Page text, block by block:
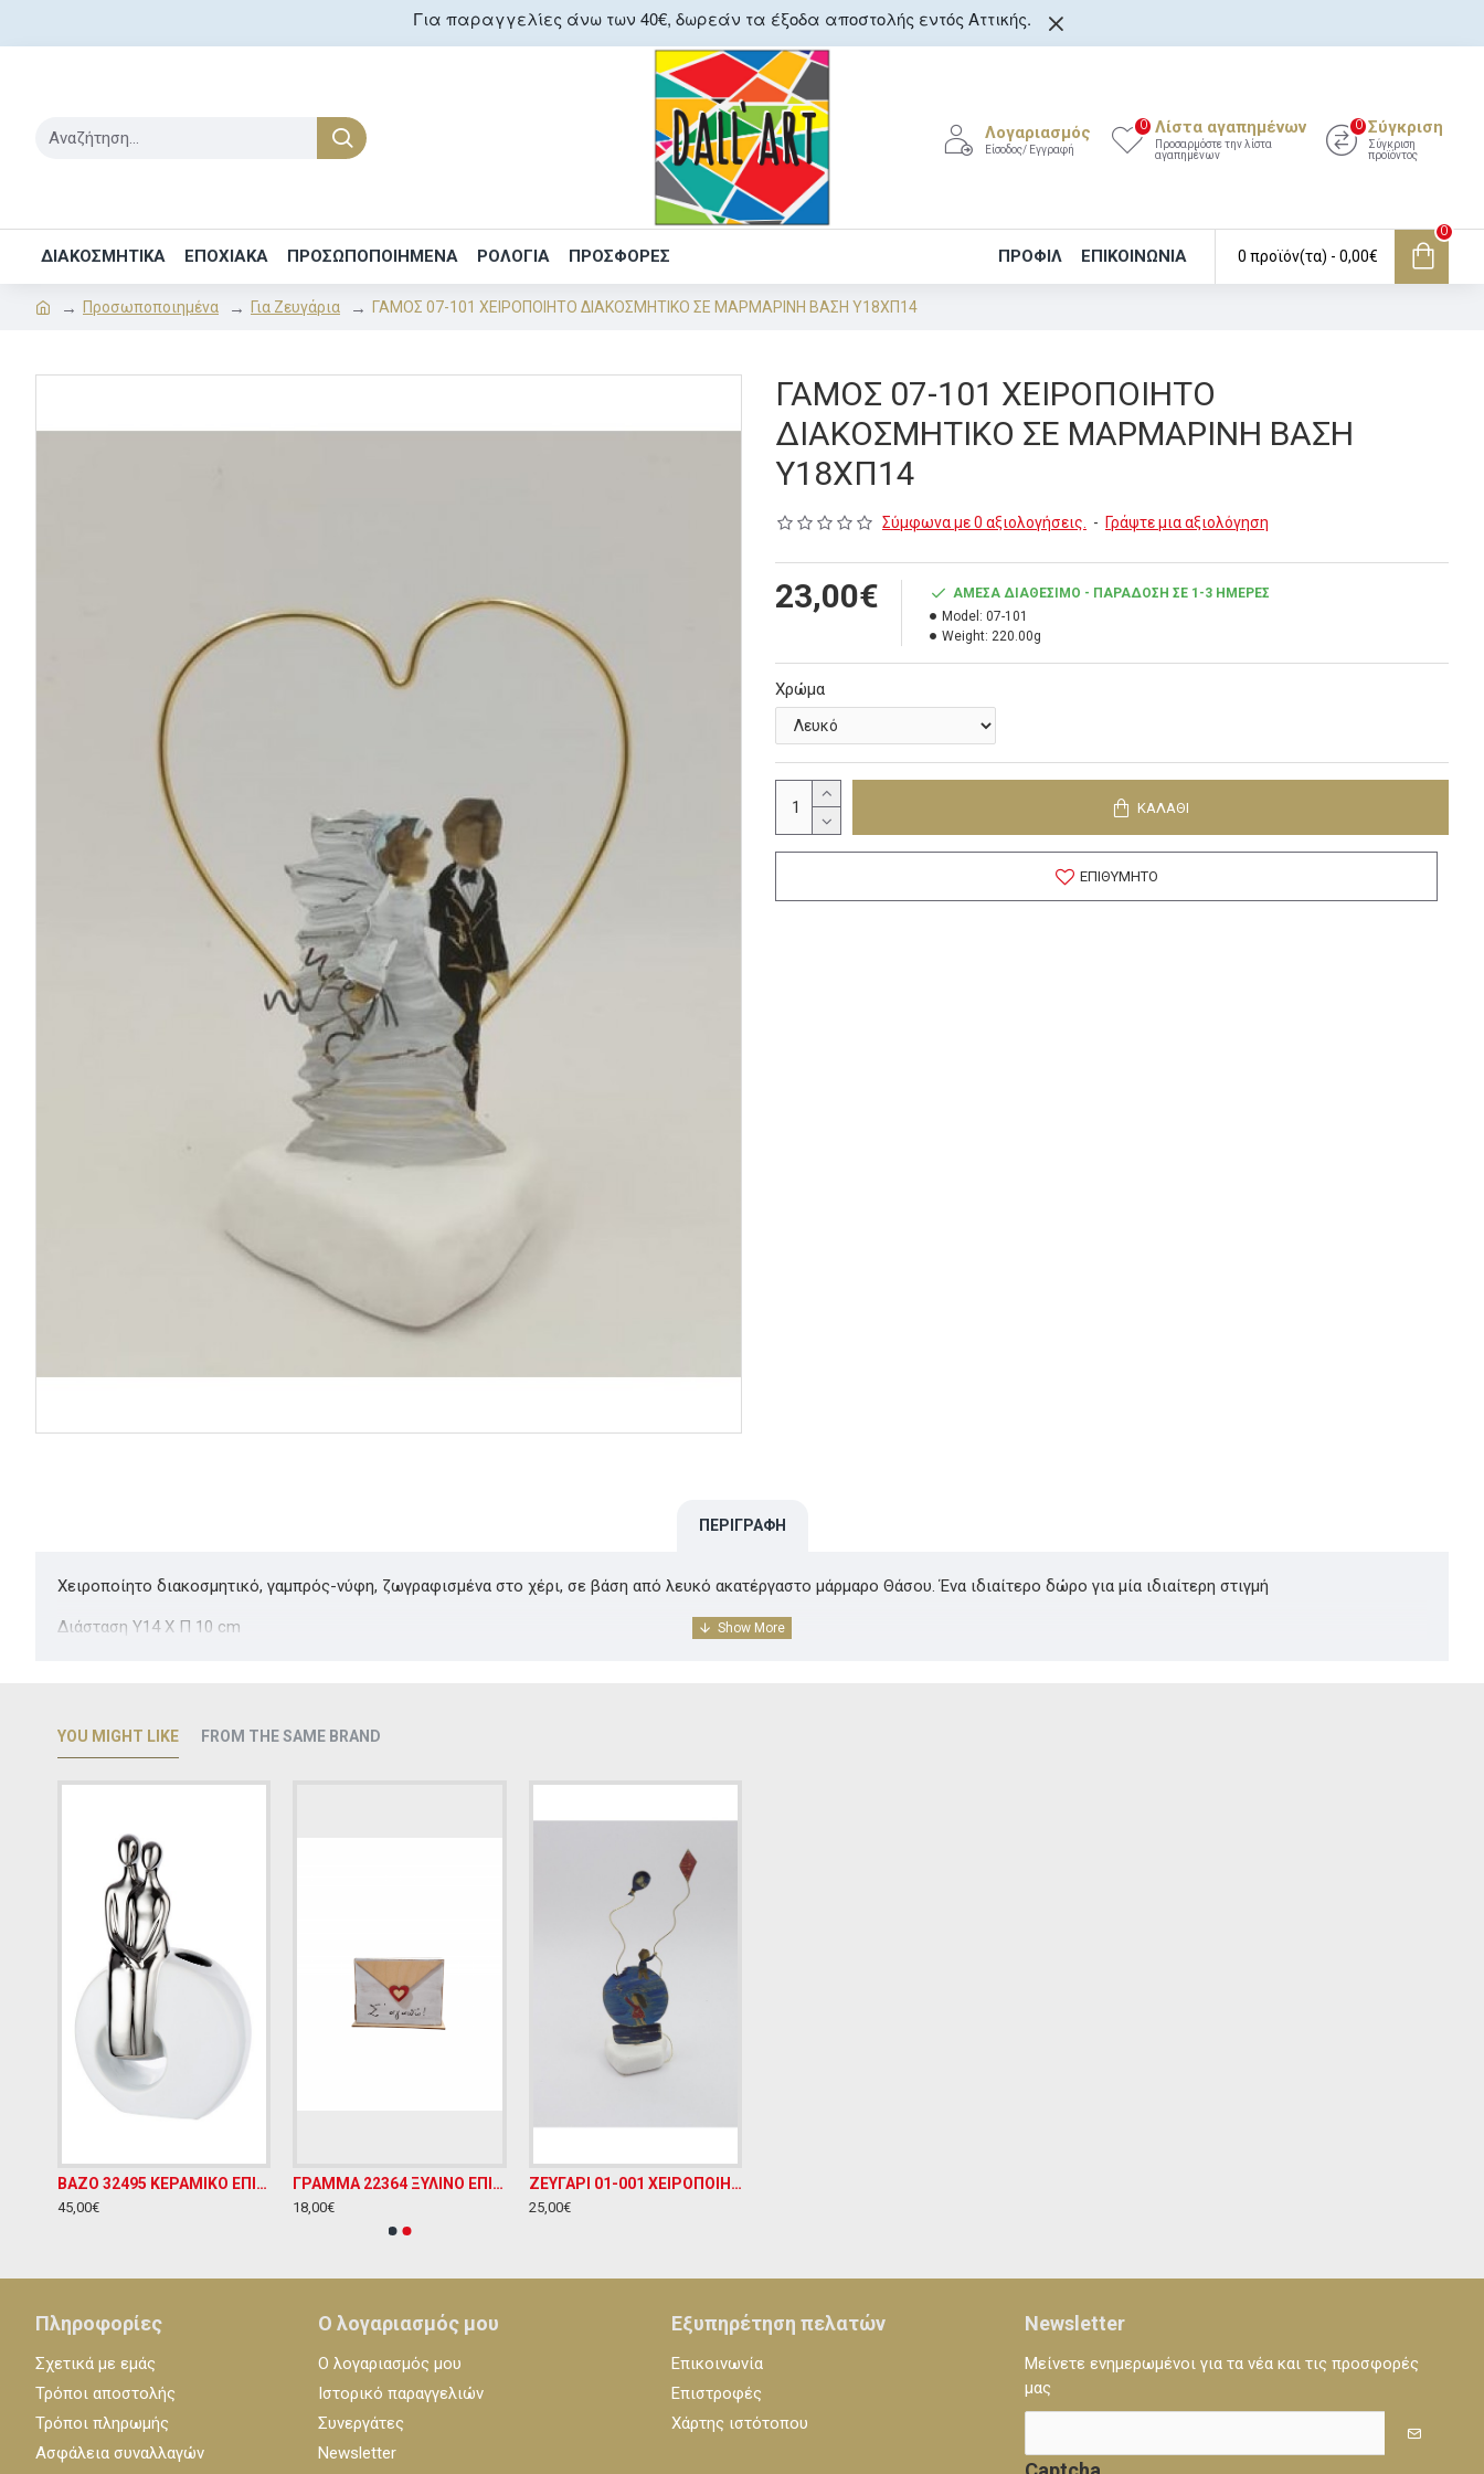
Για παραγγελίες άνω των 40€, δωρεάν τα έξοδα αποστολής εντός Αττικής.
Λογαριασμός
Είσοδος/ Εγγραφή
Λίστα αγαπημένων
Προσαρμόστε την λίστα
αγαπημένων
0 Σύγκριση
Σύγκριση
προϊόντος
0
ΔΙΑΚΟΣΜΗΤΙΚΑ ΕΠΟΧΙΑΚΑ ΠΡΟΣΩΠΟΠΟΙΗΜΕΝΑ ΡΟΛΟΓΙΑ ΠΡΟΣΦΟΡΕΣ ΠΡΟΦΙΛ ΕΠΙΚΟΙΝΩΝΊΑ 0 προϊόν(τα) - 0,00€
0
Προσωποποιημένα Για Ζευγάρια ΓΑΜΟΣ 07-101 ΧΕΙΡΟΠΟΙΗΤΟ ΔΙΑΚΟΣΜΗΤΙΚΟ ΣΕ ΜΑΡΜΑΡΙΝΗ ΒΑΣΗ Υ18ΧΠ14
ΓΑΜΟΣ 07-101 ΧΕΙΡΟΠΟΙΗΤΟ
ΔΙΑΚΟΣΜΗΤΙΚΟ ΣΕ ΜΑΡΜΑΡΙΝΗ ΒΑΣΗ
Υ18ΧΠ14
Σύμφωνα με 0 αξιολογήσεις. - Γράψτε μια αξιολόγηση
23,00€
ΆΜΕΣΑ ΔΙΑΘΈΣΙΜΟ - ΠΑΡΆΔΟΣΗ ΣΕ 1-3 ΗΜΈΡΕΣ
Model: 07-101
Weight: 220.00g
Χρώμα
ΚΑΛΆΘΙ
ΕΠΙΘΥΜΗΤΌ
ΠΕΡΙΓΡΑΦΉ
Χειροποίητο διακοσμητικό, γαμπρός-νύφη, ζωγραφισμένα στο χέρι, σε βάση από λευκό ακατέργαστο μάρμαρο Θάσου. Ένα ιδιαίτερο δώρο για μία ιδιαίτερη στιγμή
Διάσταση Υ14 Χ Π 10 cm
YOU MIGHT LIKE FROM THE SAME BRAND
ΒΑΖΟ 32495 ΚΕΡΑΜΙΚΟ ΕΠΙΤΡΑΠΕΖΙΟ ΔΙΑΚΟΣΜΗΤΙΚΟ Υ28ΧΜ18
45,00€
ΓΡΑΜΜΑ 22364 ΞΥΛΙΝΟ ΕΠΙΤΡΑΠΕΖΙΟ ΔΙΑΚΟΣΜΗΤΙΚΟ Υ10ΧΜ13
18,00€
ΖΕΥΓΑΡΙ 01-001 ΧΕΙΡΟΠΟΙΗΤΟ ΔΙΑΚΟΣΜΗΤΙΚΟ ΑΠΟ ΟΡΕΙΧΑΛΚΟ ΣΕ ΜΑΡΜΑΡΙΝΗ ΒΑΣΗ Υ19ΧΠ6
25,00€
Πληροφορίες
Σχετικά με εμάς
Τρόποι αποστολής
Τρόποι πληρωμής
Ασφάλεια συναλλαγών
Ο λογαριασμός μου
Ο λογαριασμός μου
Ιστορικό παραγγελιών
Συνεργάτες
Newsletter
Εξυπηρέτηση πελατών
Επικοινωνία
Επιστροφές
Χάρτης ιστότοπου
Newsletter
Μείνετε ενημερωμένοι για τα νέα και τις προσφορές
μας